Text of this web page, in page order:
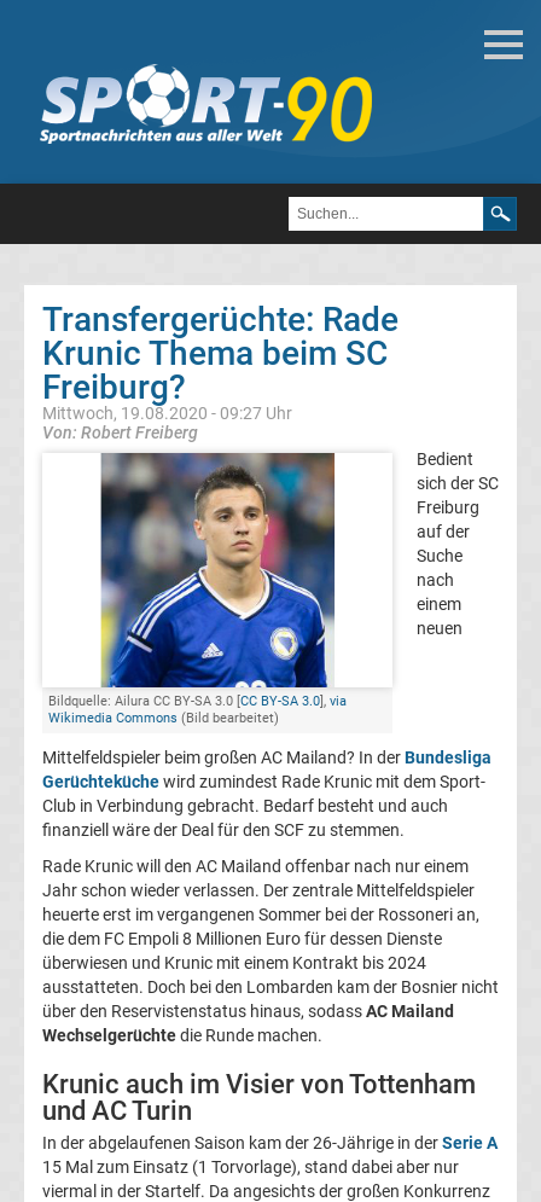
Deutsche
Transfergerüchte
FC
Heidenheim
1846
Transfergerüchte
Kaiserslautern
Transfergerüchte
1.
FC
Köln
Transfergerüchte
1.
Magdeburg
Transfergerüchte
Transfergerüchte: Rade
Krunic Thema beim SC
Freiburg?
Mittwoch, 19.08.2020 - 09:27 Uhr
Von: Robert Freiberg
Bildquelle: Ailura CC BY-SA 3.0 [CC BY-SA 3.0], via
Wikimedia Commons (Bild bearbeitet)
Bedient
sich der SC
Freiburg
auf der
Suche
nach
einem
neuen
Mittelfeldspieler beim großen AC Mailand? In derBundesliga
Gerüchteküchewird zumindest Rade Krunic mit dem Sport-
Club in Verbindung gebracht. Bedarf besteht und auch
finanziell wäre der Deal für den SCF zu stemmen.
Rade Krunic will den AC Mailand offenbar nach nur einem
Jahr schon wieder verlassen. Der zentrale Mittelfeldspieler
heuerte erst im vergangenen Sommer bei der Rossoneri an,
die dem FC Empoli 8 Millionen Euro für dessen Dienste
überwiesen und Krunic mit einem Kontrakt bis 2024
ausstatteten. Doch bei den Lombarden kam der Bosnier nicht
über den Reservistenstatus hinaus, sodassAC Mailand
Wechselgerüchtedie Runde machen.
Krunic auch im Visier von Tottenham
und AC Turin
In der abgelaufenen Saison kam der 26-Jährige in derSerie A
15 Mal zum Einsatz (1 Torvorlage), stand dabei aber nur
viermal in der Startelf. Da angesichts der großen Konkurrenz